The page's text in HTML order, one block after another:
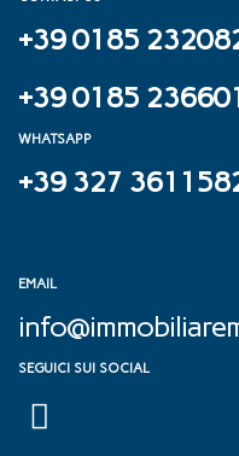
+39 0185
+39 0185
WHATSAPP
+39 327
EMAIL
SEGUICI SUI SOCIAL